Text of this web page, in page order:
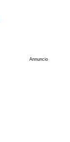
Annuncio